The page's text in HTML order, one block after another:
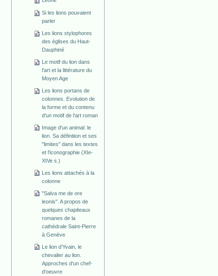
Si les lions pouvaient
parler
Les lions stylophores
des églises du Haut-
Dauphiné
Le motif du lion dans
l'art et la littérature du
Moyen Age
Les lions portans de
colonnes. Evolution de
la forme et du contenu
d'un motif de l'art roman
Image d'un animal: le
lion. Sa définition et ses
"limites" dans les textes
et l'iconographie (XIe-
XIVe s.)
Les lions attachés à la
colonne
"Salva me de ore
leonis". A propos de
quelques chapiteaux
romanes de la
cathédrale Saint-Pierre
à Genève
Le lion d'Yvain, le
chevalier au lion.
Approches d'un chef-
d'oeuvre